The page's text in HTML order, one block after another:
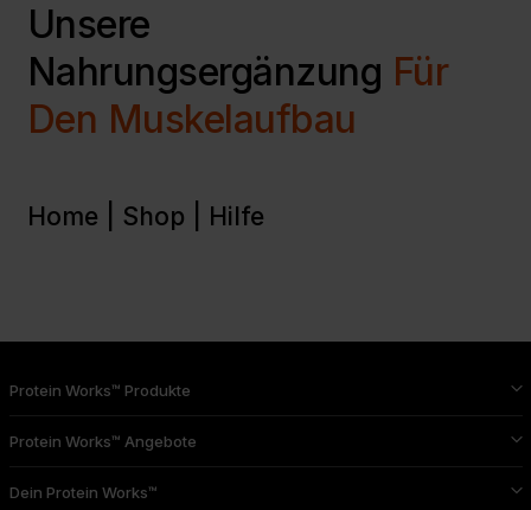
Unsere
Nahrungsergänzung Für
Den Muskelaufbau
Home | Shop | Hilfe
Protein Works™ Produkte
Protein Works™ Angebote
Dein Protein Works™